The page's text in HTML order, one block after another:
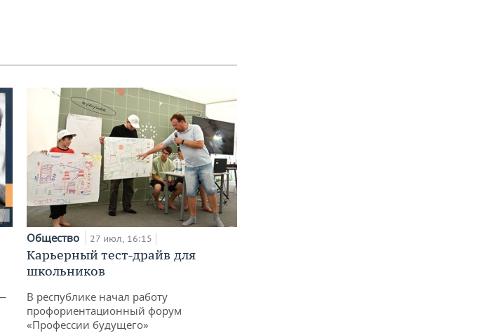
Общество 27 июл, 16:15
Карьерный тест-драйв для
школьников
В республике начал работу
профориентационный форум
«Профессии будущего»